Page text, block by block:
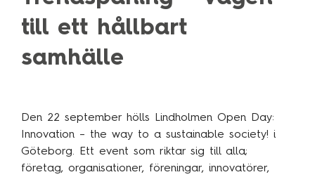
Technology Management
Branschexpertis
Hälsa & sjukvård
Telekom & media
Industri
Polen
Singapore
Storbritannien
Tyskland
Österrike
till ett hållbart
samhälle
Den 22 september hölls Lindholmen Open Day:
Innovation – the way to a sustainable society! i
Göteborg. Ett event som riktar sig till alla;
företag, organisationer, föreningar, innovatörer,